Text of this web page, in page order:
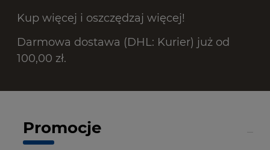
Kup więcej i oszczędzaj więcej!
Darmowa dostawa (DHL: Kurier) już od
100,00 zł.
Promocje